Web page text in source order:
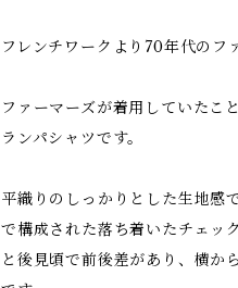
フレンチワークより70年代のフ
ファーマーズが着用していたこ
ランパシャツです。
平織りのしっかりとした生地感
で構成された落ち着いたチェッ
と後見頃で前後差があり、横か